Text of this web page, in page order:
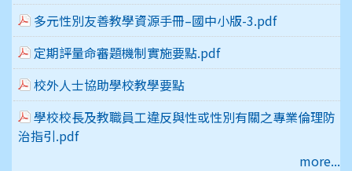
多元性別友善教學資源手冊–國中小版-3.pdf
定期評量命審題機制實施要點.pdf
校外人士協助學校教學要點
學校校長及教職員工違反與性或性別有關之專業倫理防
治指引.pdf
more...